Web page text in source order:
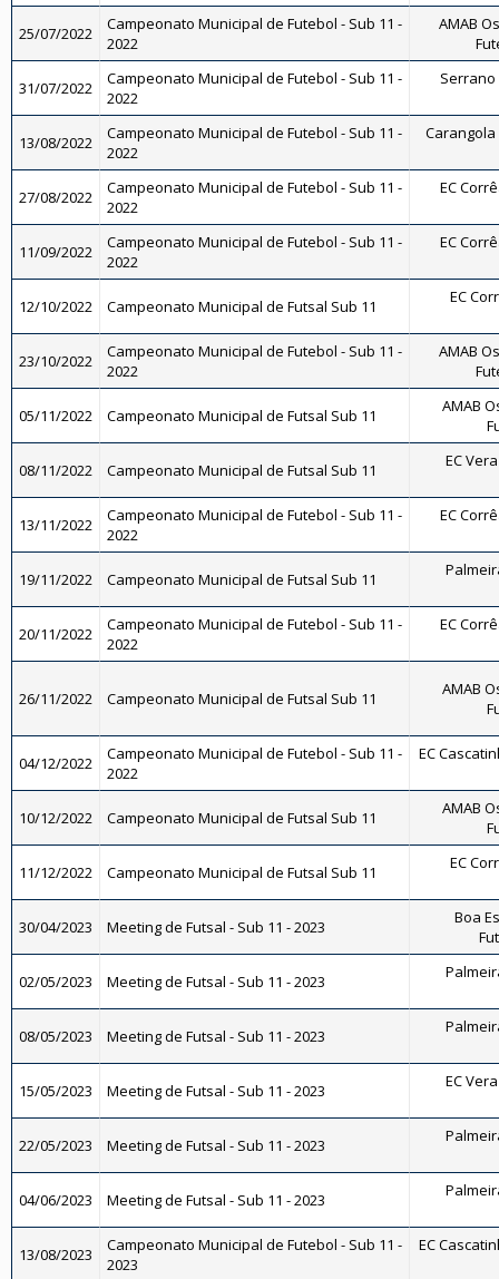
25/07/2022
Campeonato Municipal de Futebol - Sub 11 -
2022
AMAB
31/07/2022
Campeonato Municipal de Futebol - Sub 11 -
2022
Serrano
13/08/2022
Campeonato Municipal de Futebol - Sub 11 -
2022
Carangola
27/08/2022
Campeonato Municipal de Futebol - Sub 11 -
2022
EC
11/09/2022
Campeonato Municipal de Futebol - Sub 11 -
2022
EC
12/10/2022 Campeonato Municipal de Futsal Sub 11 EC
23/10/2022
Campeonato Municipal de Futebol - Sub 11 -
2022
AMAB
05/11/2022 Campeonato Municipal de Futsal Sub 11
AMAB
08/11/2022 Campeonato Municipal de Futsal Sub 11 EC
13/11/2022
Campeonato Municipal de Futebol - Sub 11 -
2022
EC
19/11/2022 Campeonato Municipal de Futsal Sub 11
20/11/2022
Campeonato Municipal de Futebol - Sub 11 -
2022
EC
26/11/2022 Campeonato Municipal de Futsal Sub 11
AMAB
04/12/2022
Campeonato Municipal de Futebol - Sub 11 -
2022
EC
10/12/2022 Campeonato Municipal de Futsal Sub 11
AMAB
11/12/2022 Campeonato Municipal de Futsal Sub 11 EC
30/04/2023 Meeting de Futsal - Sub 11 - 2023
Boa
02/05/2023 Meeting de Futsal - Sub 11 - 2023
08/05/2023 Meeting de Futsal - Sub 11 - 2023
15/05/2023 Meeting de Futsal - Sub 11 - 2023 EC
22/05/2023 Meeting de Futsal - Sub 11 - 2023
04/06/2023 Meeting de Futsal - Sub 11 - 2023
13/08/2023
Campeonato Municipal de Futebol - Sub 11 -
2023
EC